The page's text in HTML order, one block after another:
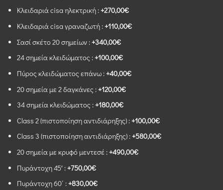
Κλειδαριά cisa ηλεκτρική :+270,00€
Κλειδαριά cisa γραναζωτή :+110,00€
Σασί σκέτο 20 σημείων :+340,00€
24 σημεία κλειδώματος :+100,00€
Πύρος κλειδώματος επάνω :+40,00€
20 σημεία με 2 δαγκάνες :+120,00€
34 σημεία κλειδώματος :+180,00€
Class 2 (πιστοποίηση αντιδιάρηξης) :+100,00€
Class 3 (πιστοποίηση αντιδιάρηξης) :+580,00€
20 σημεία με κρυφό μεντεσέ :+490,00€
Πυράντοχη 45′ :+750,00€
Πυράντοχη 60΄ :+830,00€